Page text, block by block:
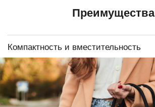
Преимущества
Компактность и вместительность